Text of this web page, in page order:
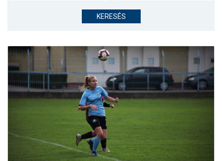
CSAPAT
JELENTKEZÉS
KLUB
GALÉRIA
SZURKOLÓI ÉLMÉNYEK
SAJTÓ
KERESÉS